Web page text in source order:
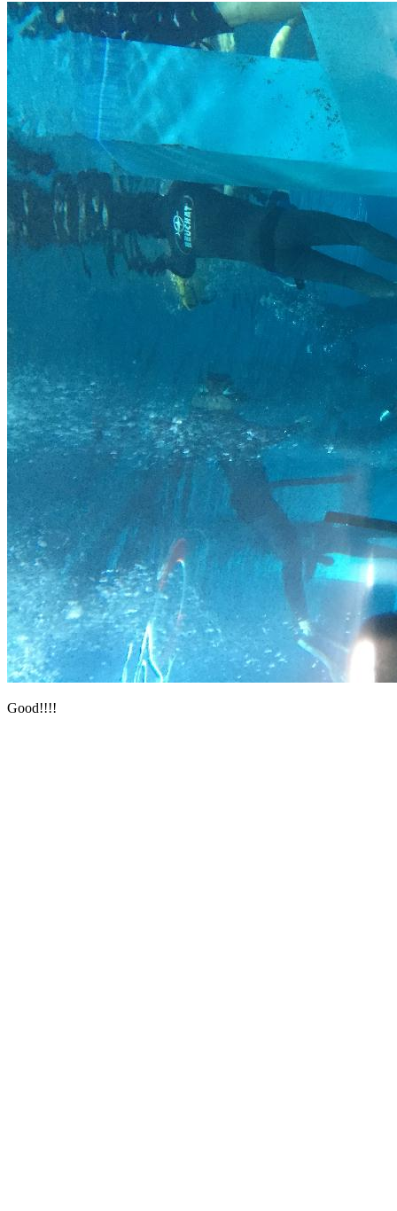
Good!!!!